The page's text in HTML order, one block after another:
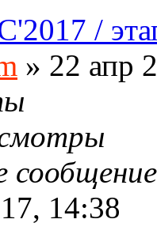
/
» 22 апр
14:38